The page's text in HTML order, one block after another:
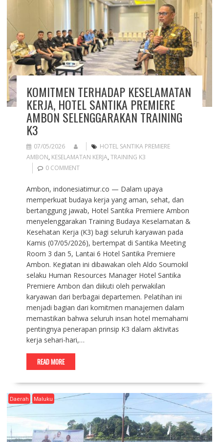
KOMITMEN TERHADAP KESELAMATAN
KERJA, HOTEL SANTIKA PREMIERE
AMBON SELENGGARAKAN TRAINING
K3
07/05/2026
HOTEL SANTIKA PREMIERE
AMBON, KESELAMATAN KERJA, TRAINING K3
0 COMMENT
Ambon, indonesiatimur.co — Dalam upaya
memperkuat budaya kerja yang aman, sehat, dan
bertanggung jawab, Hotel Santika Premiere Ambon
menyelenggarakan Training Budaya Keselamatan &
Kesehatan Kerja (K3) bagi seluruh karyawan pada
Kamis (07/05/2026), bertempat di Santika Meeting
Room 3 dan 5, Lantai 6 Hotel Santika Premiere
Ambon. Kegiatan ini dibawakan oleh Aldo Soumokil
selaku Human Resources Manager Hotel Santika
Premiere Ambon dan diikuti oleh perwakilan
karyawan dari berbagai departemen. Pelatihan ini
menjadi bagian dari komitmen manajemen dalam
memastikan bahwa seluruh insan hotel memahami
pentingnya penerapan prinsip K3 dalam aktivitas
kerja sehari-hari,…
READ MORE
Daerah Maluku